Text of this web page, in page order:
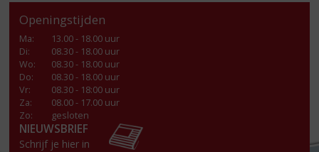
Openingstijden
Ma:
13.00 - 18.00 uur
Di:
08.30 - 18.00 uur
Wo:
08.30 - 18.00 uur
Do:
08.30 - 18.00 uur
Vr:
08.30 - 18:00 uur
Za:
08.00 - 17.00 uur
Zo:
gesloten
NIEUWSBRIEF
Schrijf je hier in